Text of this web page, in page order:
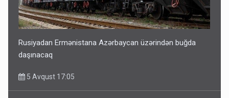
Rusiyadan Ermənistana Azərbaycan üzərindən buğda
daşınacaq
5 Avqust 17:05